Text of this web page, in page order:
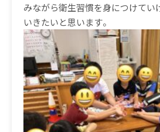
みながら衛生習慣を身につけてい
いきたいと思います。